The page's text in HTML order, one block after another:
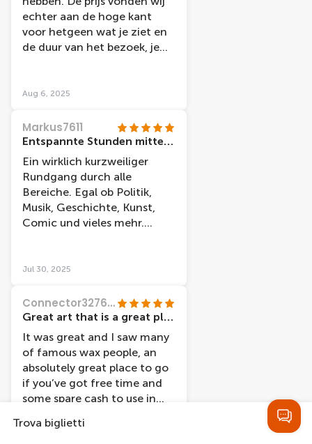
wij wel. Maar verder ziet het
er allemaal mooi uit. Een
leuke aanrader als je dan
toch in Amsterdam bent.
echter aan de hoge kant
voor hetgeen wat je ziet en
de duur van het bezoek, je
maar de ruimte waar deze
doet geen recht aan de
"persoon".
Aug 6, 2025
Markus7611
Entspannte Stunden mitten in der Stadt
Ein wirklich kurzweiliger
Rundgang durch alle
Bereiche. Egal ob Politik,
Musik, Geschichte, Kunst,
Comic und vieles mehr.
Jul 30, 2025
Connector32762287850
Great art that is a great place to go in Amsterdam.
It was great and I saw many
of famous wax people, an
absolutely great place to go
if you’ve got free time and
some spare cash to use in
Trova biglietti